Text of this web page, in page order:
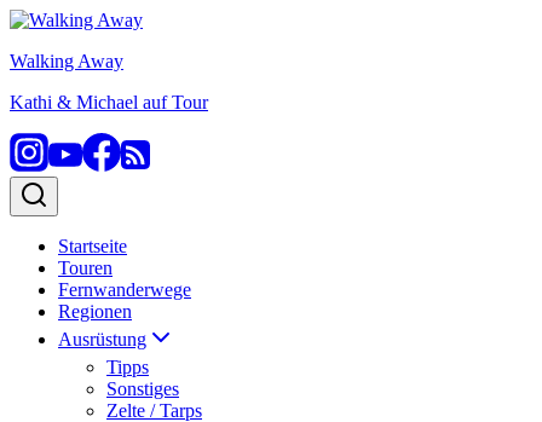
Zum
springen
Walking Away
Kathi & Michael auf Tour
Startseite
Touren
Fernwanderwege
Regionen
Ausrüstung
Tipps
Sonstiges
Zelte / Tarps